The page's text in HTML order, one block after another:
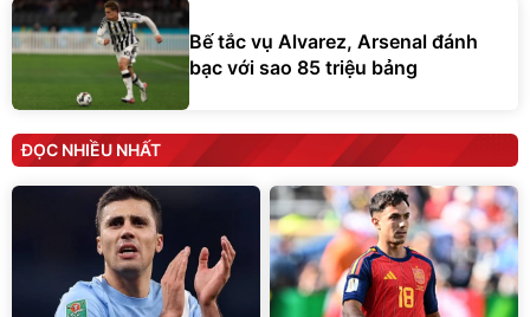
Bế tắc vụ Alvarez, Arsenal đánh
bạc với sao 85 triệu bảng
ĐỌC NHIỀU NHẤT